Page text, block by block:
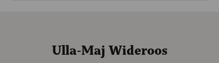
Ulla-Maj Wideroos